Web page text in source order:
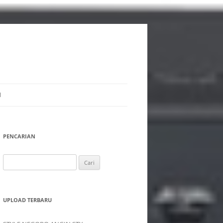
PENCARIAN
untuk:
UPLOAD TERBARU